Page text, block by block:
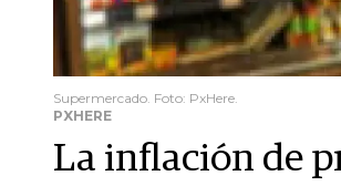
Supermercado. Foto: PxHere.
PXHERE
La inflación de